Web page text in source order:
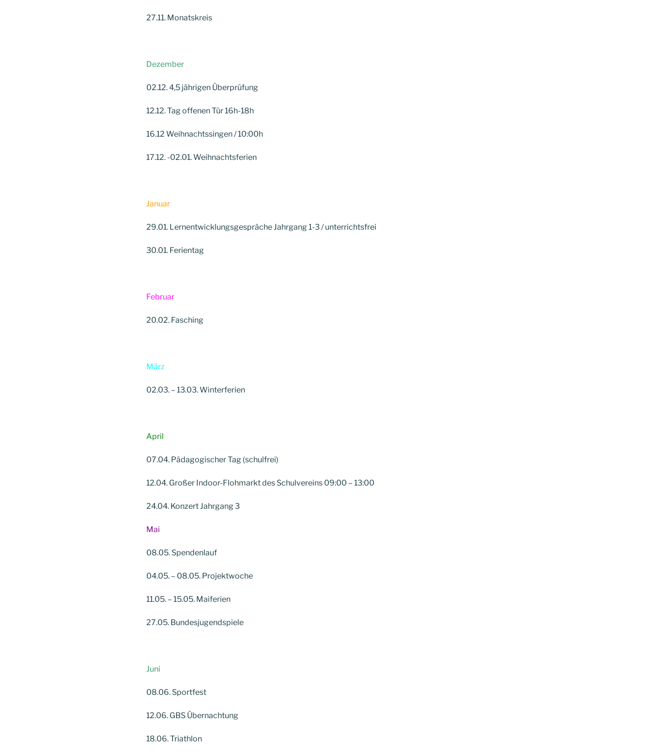
27.11. Monatskreis
Dezember
02.12. 4,5 jährigen Überprüfung
12.12. Tag offenen Tür 16h-18h
16.12 Weihnachtssingen / 10:00h
17.12. -02.01. Weihnachtsferien
Januar
29.01. Lernentwicklungsgespräche Jahrgang 1-3 / unterrichtsfrei
30.01. Ferientag
Februar
20.02. Fasching
März
02.03. – 13.03. Winterferien
April
07.04. Pädagogischer Tag (schulfrei)
12.04. Großer Indoor-Flohmarkt des Schulvereins 09:00 – 13:00
24.04. Konzert Jahrgang 3
Mai
08.05. Spendenlauf
04.05. – 08.05. Projektwoche
11.05. – 15.05. Maiferien
27.05. Bundesjugendspiele
Juni
08.06. Sportfest
12.06. GBS Übernachtung
18.06. Triathlon